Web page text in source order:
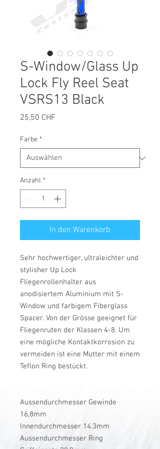
S-Window/Glass Up
Lock Fly Reel Seat
VSRS13 Black
25,50 CHF
Farbe *
Anzahl *
In den Warenkorb
Sehr hochwertiger, ultraleichter und
stylisher Up Lock
Fliegenrollenhalter aus
anodisiertem Aluminium mit S-
Window und farbigem Fiberglass
Spacer. Von der Grösse geeignet für
Fliegenruten der Klassen 4-8. Um
eine mögliche Kontaktkorrosion zu
vermeiden ist eine Mutter mit einem
Teflon Ring bestückt.
Aussendurchmesser Gewinde
16,8mm
Innendurchmesser 14.3mm
Aussendurchmesser Ring